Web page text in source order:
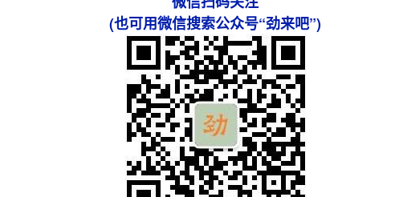
(也可用微信搜索公众号“劲来吧”)